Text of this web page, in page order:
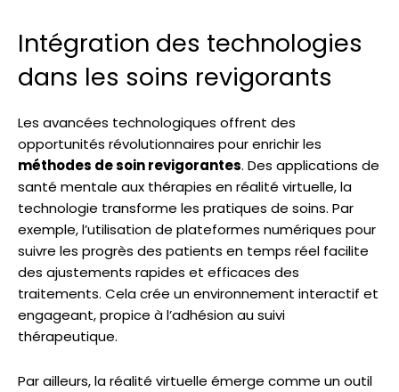
Intégration des technologies
dans les soins revigorants
Les avancées technologiques offrent des
opportunités révolutionnaires pour enrichir les
méthodes de soin revigorantes. Des applications de
santé mentale aux thérapies en réalité virtuelle, la
technologie transforme les pratiques de soins. Par
exemple, l’utilisation de plateformes numériques pour
suivre les progrès des patients en temps réel facilite
des ajustements rapides et efficaces des
traitements. Cela crée un environnement interactif et
engageant, propice à l’adhésion au suivi
thérapeutique.
Par ailleurs, la réalité virtuelle émerge comme un outil